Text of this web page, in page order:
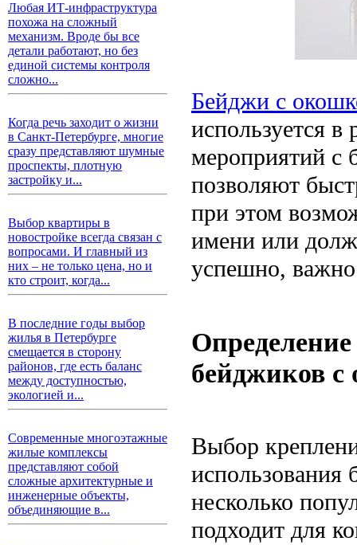
Любая ИТ-инфраструктура
похожа на сложный
механизм. Вроде бы все
детали работают, но без
единой системы контроля
сложно...
Когда речь заходит о жизни
в Санкт-Петербурге, многие
сразу представляют шумные
проспекты, плотную
застройку и...
Выбор квартиры в
новостройке всегда связан с
вопросами. И главный из
них – не только цена, но и
кто строит, когда...
В последние годы выбор
жилья в Петербурге
смещается в сторону
районов, где есть баланс
между доступностью,
экологией и...
Современные многоэтажные
жилые комплексы
представляют собой
сложные архитектурные и
инженерные объекты,
объединяющие в...
Бейджи с
используется
мероприятий с
позволяют
при этом
имени или
успешно,
бейджиков
Выбор
использования
несколько
подходит для